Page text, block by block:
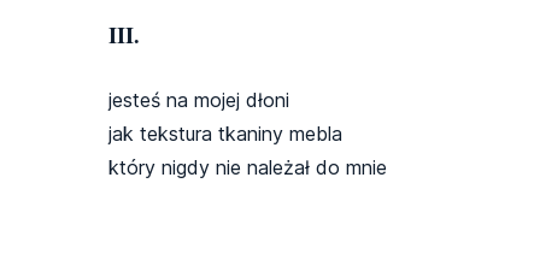
III.
jesteś na mojej dłoni
jak tekstura tkaniny mebla
który nigdy nie należał do mnie